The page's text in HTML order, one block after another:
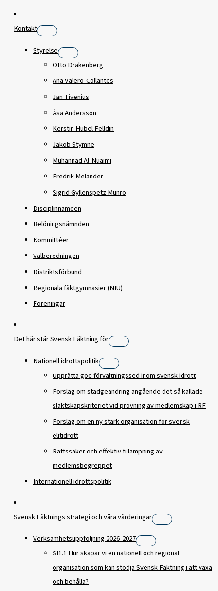
Kontakt
Styrelse
Otto Drakenberg
Ana Valero-Collantes
Jan Tivenius
Åsa Andersson
Kerstin Hübel Felldin
Jakob Stymne
Muhannad Al-Nuaimi
Fredrik Melander
Sigrid Gyllenspetz Munro
Disciplinnämden
Belöningsnämnden
Kommittéer
Valberedningen
Distriktsförbund
Regionala fäktgymnasier (NIU)
Föreningar
Det här står Svensk Fäktning för
Nationell idrottspolitik
Upprätta god förvaltningssed inom svensk idrott
Förslag om stadgeändring angående det så kallade
släktskapskriteriet vid prövning av medlemskap i RF
Förslag om en ny stark organisation för svensk
elitidrott
Rättssäker och effektiv tillämpning av
medlemsbegreppet
Internationell idrottspolitik
Svensk Fäktnings strategi och våra värderingar
Verksamhetsuppföljning 2026-2027
SI1.1 Hur skapar vi en nationell och regional
organisation som kan stödja Svensk Fäktning i att växa
och behålla?